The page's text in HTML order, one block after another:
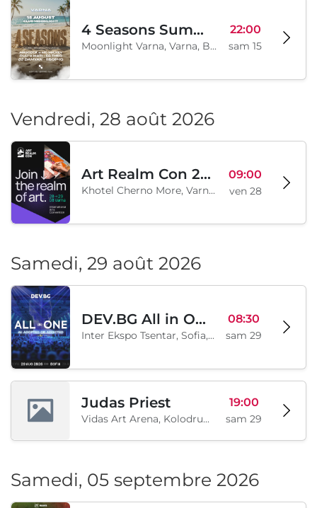
4 Seasons Summer Edition
Moonlight Varna, Varna, BG
22:00
sam 15
Vendredi, 28 août 2026
Art Realm Con 2026
Khotel Cherno More, Varna, BG
09:00
ven 28
Samedi, 29 août 2026
DEV.BG All in One 2026
Inter Ekspo Tsentar, Sofia, BG
08:30
sam 29
Judas Priest
Vidas Art Arena, Kolodrum, Borisova gradina, Sofia, BG
19:00
sam 29
Samedi, 05 septembre 2026